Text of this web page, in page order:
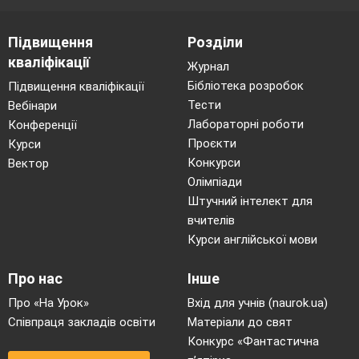
Відлітають журавлі,
Знов лункий шкільний дзвінок
Нас покликав на урок.
Як цей місяць звати?
Прошу відгадати. (Вересень)
• Кличуть нас ліси, поля, сади
Дозбирати осені плоди.
Із дерев спадає листя жовте,
То землею ходить місяць… (жовтень).
Легко дерева літає,
З тихим шелестом сідає.
Сяють золотом берези,
Підвищення
кваліфікації
Підвищення кваліфікації
Вебінари
Конференції
Курси
Вектор
Розділи
Журнал
Бібліотека розробок
Тести
Лабораторні роботи
Проєкти
Конкурси
Олімпіади
Штучний інтелект для
вчителів
Курси англійської мови
Про нас
Про «На Урок»
Співпраця закладів освіти
Інше
Вхід для учнів (naurok.ua)
Матеріали до свят
Конкурс «Фантастична